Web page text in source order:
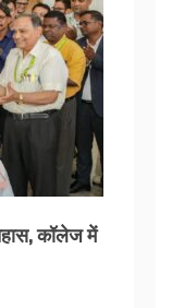
कॉलेज में